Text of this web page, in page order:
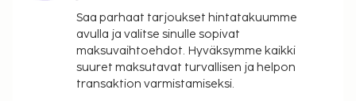
Tämän savuttoman huoneiston tarjontaan kuuluvat
köysirata paikan päällä, ekokiertoajelut lähistöllä ja
veneretket lähistöllä. Vapaa-ajanmahdollisuuksia
ovat esimerkiksi vaijeriliukumismahdollisuus
lähistöllä, snorklausmahdollisuus lähistöllä ja
Saa parhaat tarjoukset hintatakuumme
avulla ja valitse sinulle sopivat
maksuvaihtoehdot. Hyväksymme kaikki
suuret maksutavat turvallisen ja helpon
transaktion varmistamiseksi.